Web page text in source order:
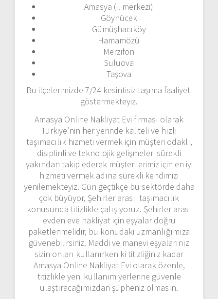
Amasya (il merkezi)
Göynücek
Gümüşhacıköy
Hamamözü
Merzifon
Suluova
Taşova
Bu ilçelerimizde 7/24 kesintisiz taşıma faaliyeti
göstermekteyiz.
Amasya Online Nakliyat Evi firması olarak
Türkiye’nin her yerinde kaliteli ve hızlı
taşımacılık hizmeti vermek için müşteri odaklı,
disiplinli ve teknolojik gelişmeleri sürekli
yakından takip ederek müşterilerimiz için en iyi
hizmeti vermek adına sürekli kendimizi
yenilemekteyiz. Gün geçtikçe bu sektörde daha
çok büyüyor, Şehirler arası taşımacılık
konusunda titizlikle çalışıyoruz. Şehirler arası
evden eve nakliyat için eşyalar doğru
paketlenmelidir, bu konudaki uzmanlığımıza
güvenebilirsiniz. Maddi ve manevi eşyalarınız
sizin onları kullanırken ki titizliğiniz kadar
Amasya Online Nakliyat Evi olarak özenle,
titizlikle yeni kullanım yerlerine güvenle
ulaştıracağımızdan şüpheniz olmasın.